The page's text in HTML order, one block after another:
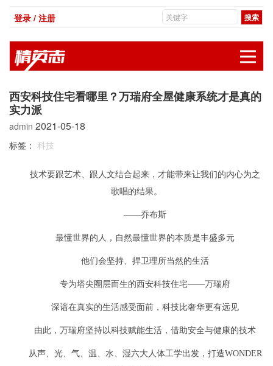
登录 / 注册
西安科技住宅看哪里？万瑞府全屋健康系统才是真的
实力派
admin 2021-05-18
标签： 科技
技术要跟艺术、跟人文结合起来，才能带来让我们的内心为之
歌唱的结果。
——乔布斯
最懂世界的人，自然最懂世界的本质是丰盛多元
他们会坚持、捍卫理所当然的生活
专为塔尖圈层而生的西安科技住宅——万瑞府
深谙在真实的生活感受面前，科技比奢华更有远见
由此，万瑞府坚持以科技赋能生活，借助安全与健康的技术
从声、光、气、温、水、湿六大人体工学出发， 打造WONDER